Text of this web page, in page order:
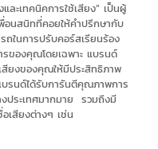
ะเทคนิคการใช้เสียง” เป็นผู้
อนสนิทที่คอยให้คำปรึกษากับ
ถในการปรับคอร์สเรียนร้อง
ของคุณโดยเฉพาะ แบรนด์
สียงของคุณให้มีประสิทธิภาพ
บรนด์ได้รับการันตีคุณภาพการ
ประเทศมากมาย รวมถึงมี
เสียงต่างๆ เช่น